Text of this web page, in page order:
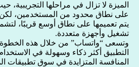
الميزة لا تزال في مراحلها التجريبية،
على نطاق محدود من المستخدمين،
يتم تعميمها على نطاق أوسع قريبًا،
تشغيل وأجهزة متعددة.
وتسعى “واتساب” من خلال هذه
التطبيق أكثر ذكاء وسهولة في
المنافسة المتزايدة في سوق تطبيقات